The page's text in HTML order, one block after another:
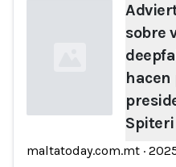
Loading...
sobre
hacen
maltatoday.com.mt ·